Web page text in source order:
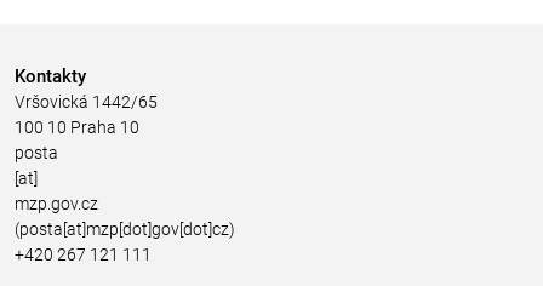
Kontakty
Vršovická 1442/65
100 10 Praha 10
posta
[at]
mzp.gov.cz
(posta[at]mzp[dot]gov[dot]cz)
+420 267 121 111